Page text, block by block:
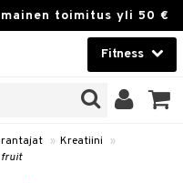
toimitus yli 50 €
Fitness
» Kreatiini
»
fruit